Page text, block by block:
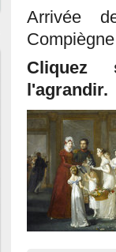
Arrivée
Cliquez
l'agrandir.